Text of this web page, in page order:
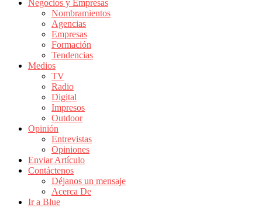
Marketing
Noticias
Actualidad
Mercadeo
Colombia
Revistas
Actualidad
Colombia
Negocios y Empresas
Nombramientos
Agencias
Empresas
Formación
Tendencias
Medios
TV
Radio
Digital
Impresos
Outdoor
Opinión
Entrevistas
Opiniones
Enviar Artículo
Contáctenos
Déjanos un mensaje
Acerca De
Ir a Blue